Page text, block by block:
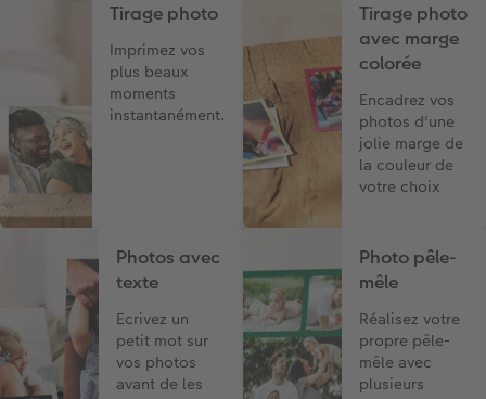
Tirage photo
Imprimez vos
plus beaux
moments
instantanément.
Tirage photo
avec marge
colorée
Encadrez vos
photos d'une
jolie marge de
la couleur de
votre choix
Photos avec
texte
Ecrivez un
petit mot sur
vos photos
avant de les
Photo pêle-
mêle
Réalisez votre
propre pêle-
mêle avec
plusieurs